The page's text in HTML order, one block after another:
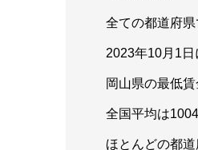
全ての都道府県
2023年10月1日
岡山県の最低
全国平均は1004
ほとんどの都道